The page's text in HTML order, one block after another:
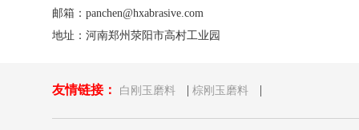
邮箱：panchen@hxabrasive.com
地址：河南郑州荥阳市高村工业园
友情链接： 白刚玉磨料 | 棕刚玉磨料 |